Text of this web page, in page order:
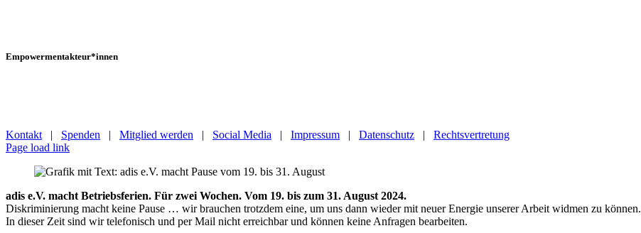
Empower­ment­­akteur*in­nen
Kontakt | Spenden | Mitglied werden | Social Media | Impressum | Datenschutz | Rechtsvertretung
Page load link
adis e.V. macht Betriebsferien. Für zwei Wochen. Vom 19. bis zum 31. August 2024.
Diskriminierung macht keine Pause … wir brauchen trotzdem eine, um uns dann wieder mit neuer Energie unserer Arbeit widmen zu können.
In dieser Zeit sind wir telefonisch und per Mail nicht erreichbar und können keine Anfragen bearbeiten.